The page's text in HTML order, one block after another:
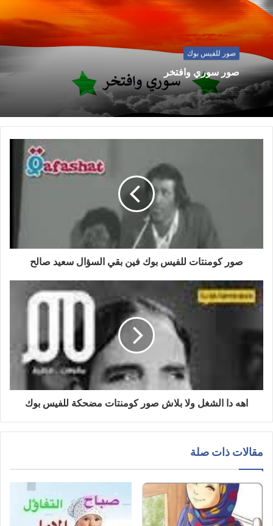
صور للفيس بوك
صور سوري وافتخر
صور كومنتات للفيس بوك فين بقي السؤال سعيد صالح
اهه دا الشغل ولا بلاش صور كومنتات مضحكة للفيس بوك
مقالات ذات صلة